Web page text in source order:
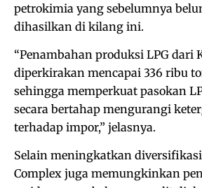
petrokimia yang sebelumnya
dihasilkan di kilang ini.
“Penambahan produksi LPG dari
diperkirakan mencapai 336 ribu
sehingga memperkuat pasokan
secara bertahap mengurangi
terhadap impor,” jelasnya.
Selain meningkatkan diversifikasi
Complex juga memungkinkan